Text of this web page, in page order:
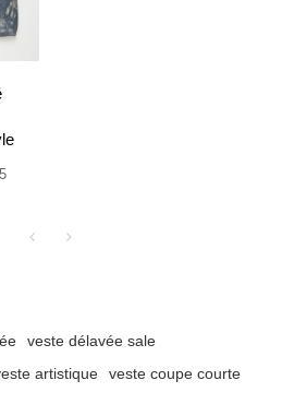
veste délavée sale
artistique
veste coupe courte